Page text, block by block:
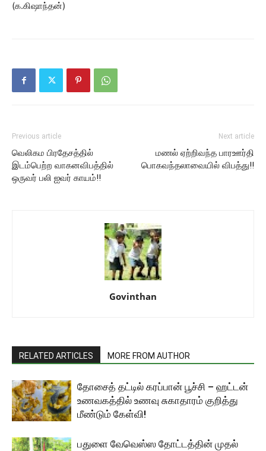
(க.கிஷாந்தன்)
Previous article
வெலிகம பிரதேசத்தில்
இடம்பெற்ற வாகனவிபத்தில்
ஒருவர் பலி ஐவர் காயம்!!
Next article
மணல் ஏற்றிவந்த பாரஊர்தி
பொகவந்தலாவையில் விபத்து!!
Govinthan
RELATED ARTICLES MORE FROM AUTHOR
தோசைத் தட்டில் கரப்பான் பூச்சி – ஹட்டன்
உணவகத்தில் உணவு சுகாதாரம் குறித்து
மீண்டும் கேள்வி!
பதுளை வேவெஸ்ஸ தோட்டத்தின் முதல்